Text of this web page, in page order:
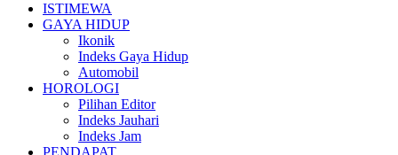
ISTIMEWA
GAYA HIDUP
Ikonik
Indeks Gaya Hidup
Automobil
HOROLOGI
Pilihan Editor
Indeks Jauhari
Indeks Jam
PENDAPAT